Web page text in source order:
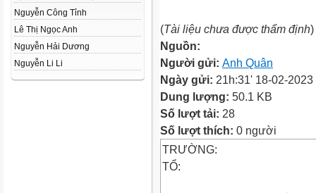
Nguyễn Công Tỉnh
Lê Thị Ngọc Anh
Nguyễn Hải Dương
Nguyễn Li Li
(Tài liệu chưa được thẩm định)
Nguồn:
Người gửi: Anh Quân
Ngày gửi: 21h:31' 18-02-2023
Dung lượng: 50.1 KB
Số lượt tải: 28
Số lượt thích: 0 người
TRƯỜNG:
TỔ: